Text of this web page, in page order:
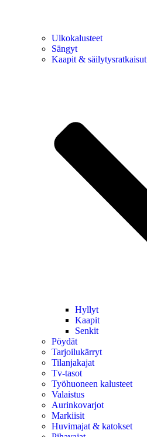
Ulkokalusteet
Sängyt
Kaapit & säilytysratkaisut
Hyllyt
Kaapit
Senkit
Pöydät
Tarjoilukärryt
Tilanjakajat
Tv-tasot
Työhuoneen kalusteet
Valaistus
Aurinkovarjot
Markiisit
Huvimajat & katokset